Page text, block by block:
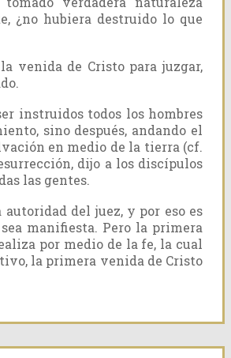
¿no hubiera destruido lo que
venida de Cristo para juzgar,
instruidos todos los hombres
sino después, andando el
en medio de la tierra (cf.
dijo a los discípulos
las gentes.
del juez, y por eso es
manifiesta. Pero la primera
por medio de la fe, la cual
la primera venida de Cristo